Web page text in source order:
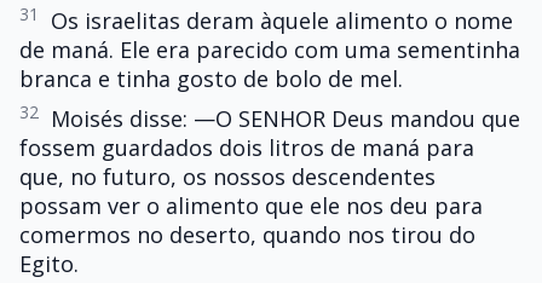
31
Os israelitas deram àquele alimento o nome
de maná. Ele era parecido com uma sementinha
branca e tinha gosto de bolo de mel.
32
Moisés disse: —O SENHOR Deus mandou que
fossem guardados dois litros de maná para
que, no futuro, os nossos descendentes
possam ver o alimento que ele nos deu para
comermos no deserto, quando nos tirou do
Egito.